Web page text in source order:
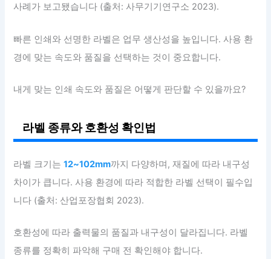
사례가 보고됐습니다 (출처: 사무기기연구소 2023).
빠른 인쇄와 선명한 라벨은 업무 생산성을 높입니다. 사용 환
경에 맞는 속도와 품질을 선택하는 것이 중요합니다.
내게 맞는 인쇄 속도와 품질은 어떻게 판단할 수 있을까요?
라벨 종류와 호환성 확인법
라벨 크기는12~102mm까지 다양하며, 재질에 따라 내구성
차이가 큽니다. 사용 환경에 따라 적합한 라벨 선택이 필수입
니다 (출처: 산업포장협회 2023).
호환성에 따라 출력물의 품질과 내구성이 달라집니다. 라벨
종류를 정확히 파악해 구매 전 확인해야 합니다.